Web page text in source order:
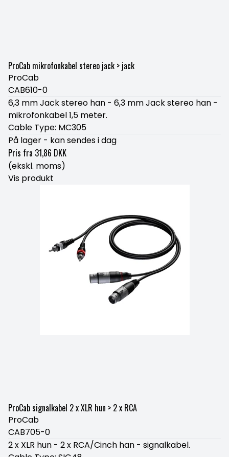
ProCab mikrofonkabel stereo jack > jack
ProCab
CAB610-0
6,3 mm Jack stereo han - 6,3 mm Jack stereo han -
mikrofonkabel 1,5 meter.
Cable Type: MC305
På lager - kan sendes i dag
Pris fra 31,86 DKK
(ekskl. moms)
Vis produkt
ProCab signalkabel 2 x XLR hun > 2 x RCA
ProCab
CAB705-0
2 x XLR hun - 2 x RCA/Cinch han - signalkabel.